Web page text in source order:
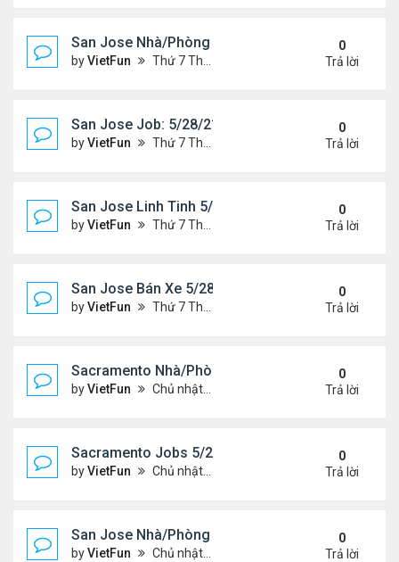
San Jose Nhà/Phòng 5/28/21-6/4/21
byVietFun Thứ 7 Tháng 5 29, 2021 10:14 am
0
Trả lời
San Jose Job: 5/28/21- 6/4/2021
byVietFun Thứ 7 Tháng 5 29, 2021 10:13 am
0
Trả lời
San Jose Linh Tinh 5/28/21 - 6/4/21
byVietFun Thứ 7 Tháng 5 29, 2021 9:52 am
0
Trả lời
San Jose Bán Xe 5/28/21 - 6/4/21
byVietFun Thứ 7 Tháng 5 29, 2021 9:51 am
0
Trả lời
Sacramento Nhà/Phòng 5/21/21- 5/28/21
byVietFun Chủ nhật Tháng 5 23, 2021 2:21 pm
0
Trả lời
Sacramento Jobs 5/21/21- 5/28/21
byVietFun Chủ nhật Tháng 5 23, 2021 2:19 pm
0
Trả lời
San Jose Nhà/Phòng 5/21/21-5/28/21
byVietFun Chủ nhật Tháng 5 23, 2021 2:14 pm
0
Trả lời